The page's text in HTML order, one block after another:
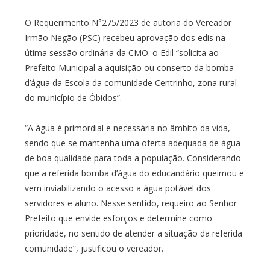
O Requerimento N°275/2023 de autoria do Vereador
Irmão Negão (PSC) recebeu aprovação dos edis na
útima sessão ordinária da CMO. o Edil “solicita ao
Prefeito Municipal a aquisição ou conserto da bomba
d’água da Escola da comunidade Centrinho, zona rural
do município de Óbidos”.
“A água é primordial e necessária no âmbito da vida,
sendo que se mantenha uma oferta adequada de água
de boa qualidade para toda a população. Considerando
que a referida bomba d’água do educandário queimou e
vem inviabilizando o acesso a água potável dos
servidores e aluno. Nesse sentido, requeiro ao Senhor
Prefeito que envide esforços e determine como
prioridade, no sentido de atender a situação da referida
comunidade”, justificou o vereador.